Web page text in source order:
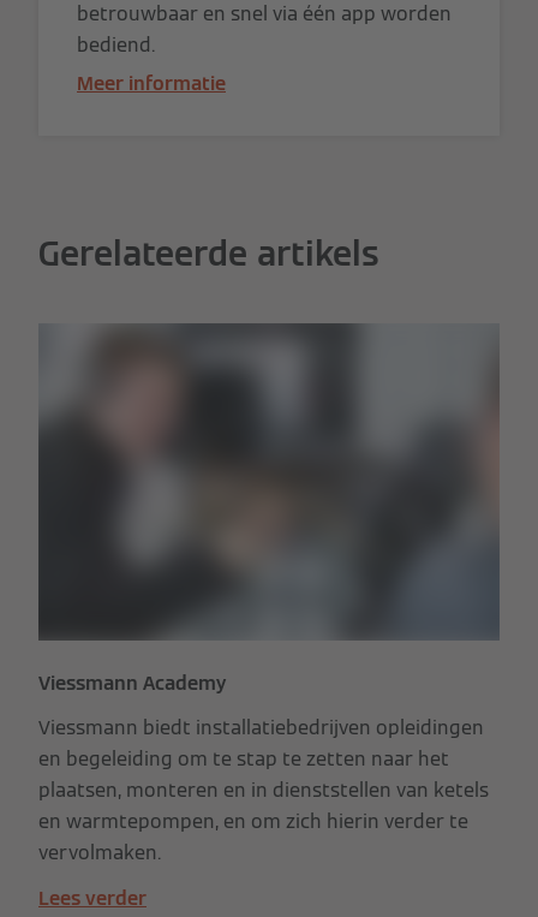
betrouwbaar en snel via één app worden
bediend.
Meer informatie
Gerelateerde artikels
Viessmann Academy
Viessmann biedt installatiebedrijven opleidingen
en begeleiding om te stap te zetten naar het
plaatsen, monteren en in dienststellen van ketels
en warmtepompen, en om zich hierin verder te
vervolmaken.
Lees verder